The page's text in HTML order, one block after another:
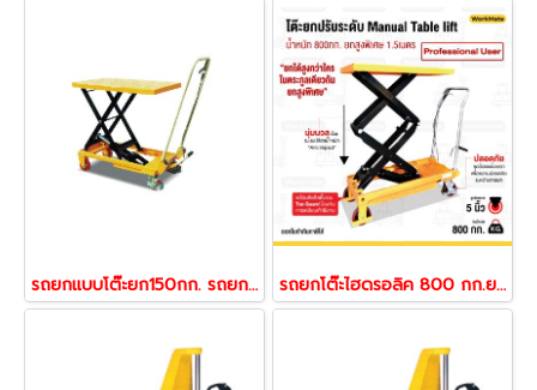
รถยกแบบโต๊ะยก150กก. รถยกเทเบิ้ลลิฟต์ รถยกสูง โต๊ะยกไฮดรอลิค Table lift truck Happy Move 53366 รถยกโต๊ะไฮดรอลิค 800 กก.ยกสูงพิเศษ1.5เมตร Table Lift Truck รุ่น 53403 | Work mate